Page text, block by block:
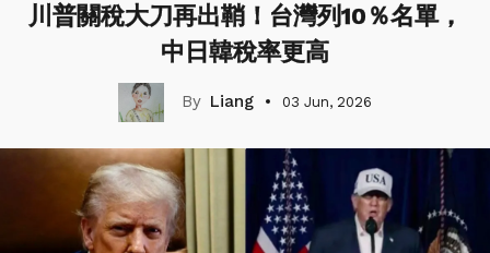
川普關稅大刀再出鞘！台灣列10％名單，
中日韓稅率更高
Liang 03 Jun, 2026